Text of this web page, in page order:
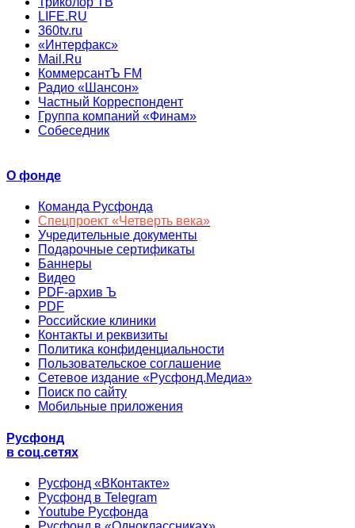
LIFE.RU
360tv.ru
«Интерфакс»
Mail.Ru
КоммерсантЪ FM
Радио «Шансон»
Частный Корреспондент
Группа компаний «Финам»
Собеседник
О фонде
Команда Русфонда
Спецпроект «Четверть века»
Учредительные документы
Подарочные сертификаты
Баннеры
Видео
PDF-архив Ъ
PDF
Российские клиники
Контакты и реквизиты
Политика конфиденциальности
Пользовательское соглашение
Сетевое издание «Русфонд.Медиа»
Поиск по сайту
Мобильные приложения
Русфонд
в соц.сетях
Русфонд «ВКонтакте»
Русфонд в Telegram
Youtube Русфонда